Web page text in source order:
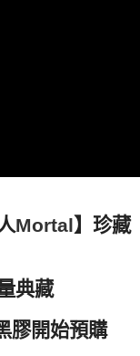
Mortal】珍藏
典藏
膠開始預購